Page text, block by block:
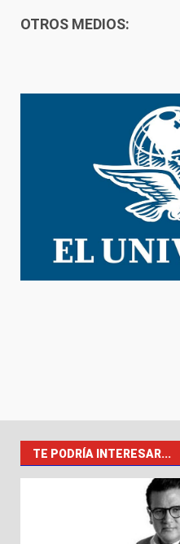
OTROS MEDIOS:
TE PODRÍA INTERESAR...